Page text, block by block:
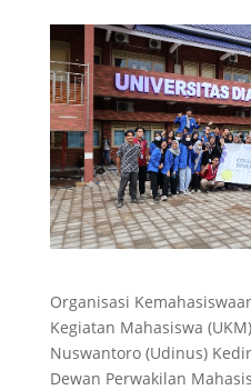
Organisasi
Kegiatan Mahasiswa
Nuswantoro (Udinus)
Dewan Perwakilan